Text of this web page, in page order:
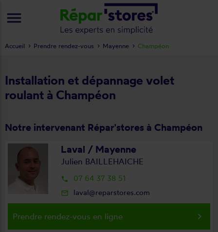
Installation et dépannage volet
roulant à Champéon
Notre intervenant Répar'stores à Champéon
Laval / Mayenne
Julien BAILLEHAICHE
local_phone 07 64 37 38 51
mail_outline laval@reparstores.com
Prendre rendez-vous en ligne keyboard_arrow_right
Accueil Prendre rendez-vous Mayenne Champéon
menu